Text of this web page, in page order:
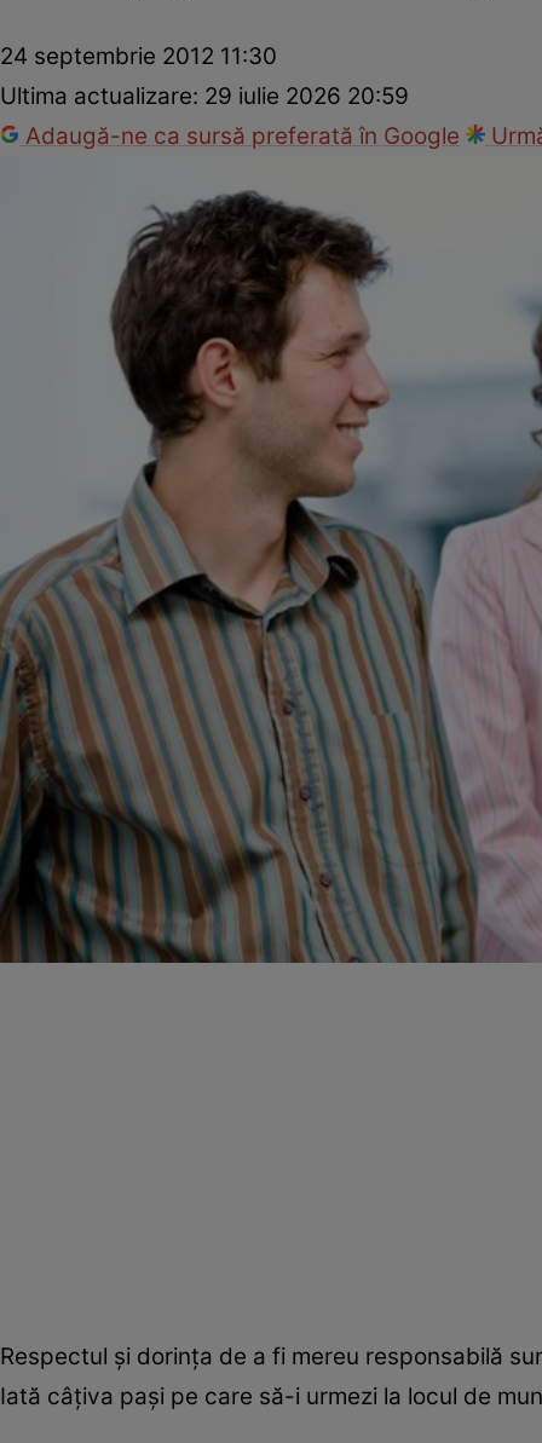
24 septembrie 2012 11:30
Ultima actualizare: 29 iulie 2026 20:59
Adaugă-ne ca sursă preferată în Google
Respectul şi dorinţa de a fi mereu responsabilă
Iată câţiva paşi pe care să-i urmezi la locul de